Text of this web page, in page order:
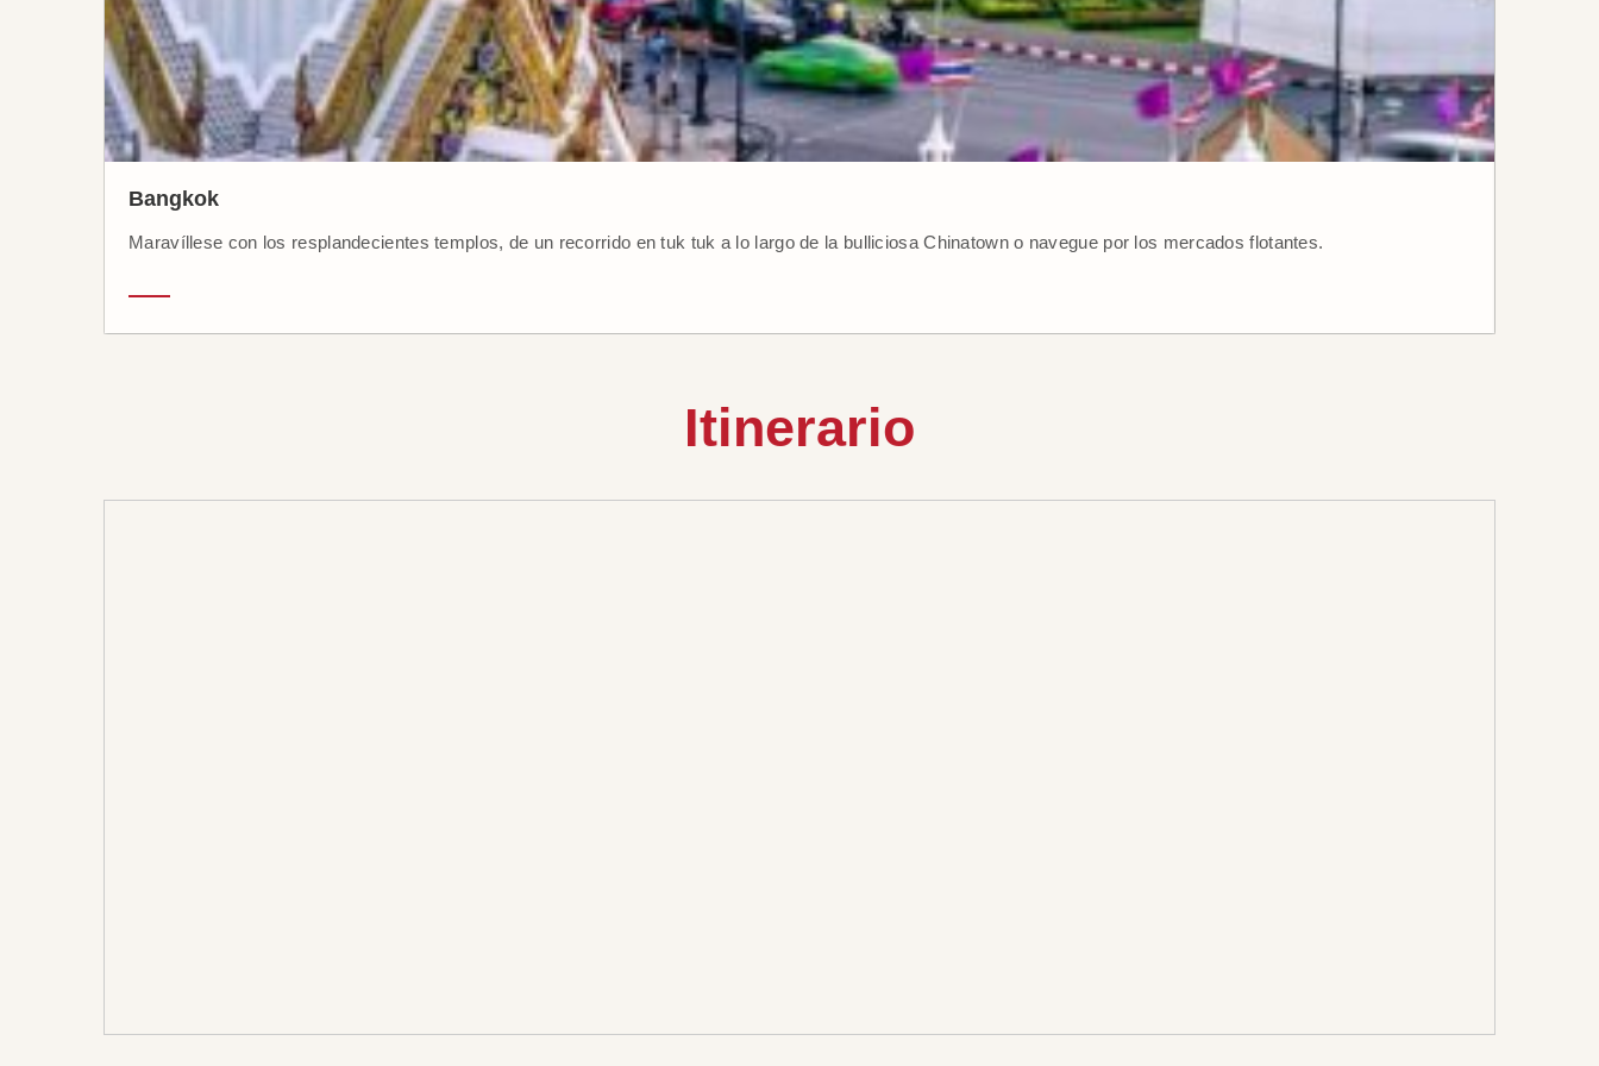
Bangkok
Maravíllese con los resplandecientes templos, de un recorrido en tuk tuk a lo largo de la bulliciosa Chinatown o navegue por los mercados flotantes.
Itinerario